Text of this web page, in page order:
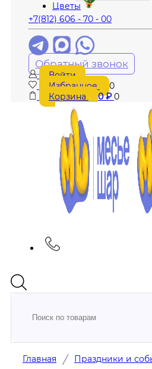
Цветы
+7(812) 606 - 70 - 00
Обратный звонок
Войти
Избранное
0
Корзина
0₽ 0
Главная / Праздники и